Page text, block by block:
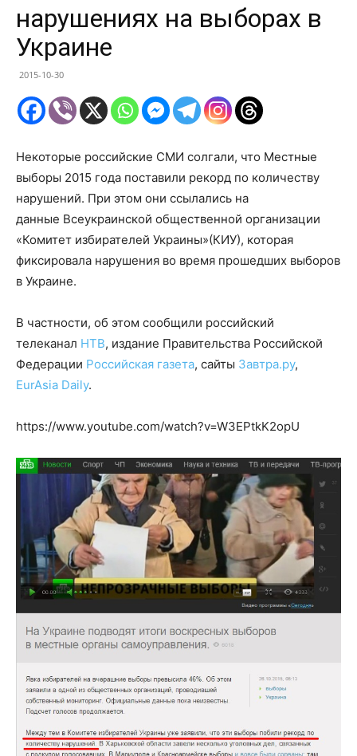
нарушениях на выборах в
Украине
2015-10-30
Некоторые российские СМИ солгали, что Местные
выборы 2015 года поставили рекорд по количеству
нарушений. При этом они ссылались на
данные Всеукраинской общественной организации
«Комитет избирателей Украины»(КИУ), которая
фиксировала нарушения во время прошедших выборов
в Украине.
В частности, об этом сообщили российский
телеканал НТВ, издание Правительства Российской
Федерации Российская газета, сайты Завтра.ру,
EurAsia Daily.
https://www.youtube.com/watch?v=W3EPtkK2opU